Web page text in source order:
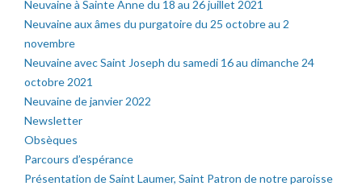
Neuvaine à Sainte Anne du 18 au 26 juillet 2021
Neuvaine aux âmes du purgatoire du 25 octobre au 2
novembre
Neuvaine avec Saint Joseph du samedi 16 au dimanche 24
octobre 2021
Neuvaine de janvier 2022
Newsletter
Obsèques
Parcours d’espérance
Présentation de Saint Laumer, Saint Patron de notre paroisse